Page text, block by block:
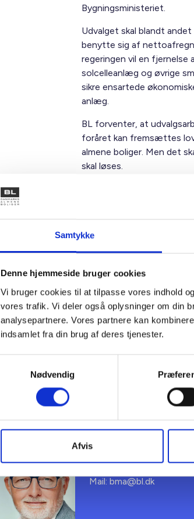
Samtykke
Denne hjemmeside bruger cookies
Vi bruger cookies til at tilpasse vores indhold
vores trafik. Vi deler også oplysninger om din
analysepartnere. Vores partnere kan
indsamlet fra din brug af deres tjenester.
Nødvendig
Afvis
Bygningsministeriet.
Udvalget skal blandt
benytte sig af
regeringen vil en
solcelleanlæg og øvrige
sikre ensartede
anlæg.
BL forventer, at
foråret kan fremsættes
almene boliger. Men det
skal løses.
anvendelig for
kortere periode arbejdes
Vi vender tilbage med
I øvrigt kan der på BL’s
om solceller.
Med venlig hilsen
Bent Madsen / Frans
Kontakt
Adm. direktør
Tlf: 28 88 18 77
Mail: bma@bl.dk